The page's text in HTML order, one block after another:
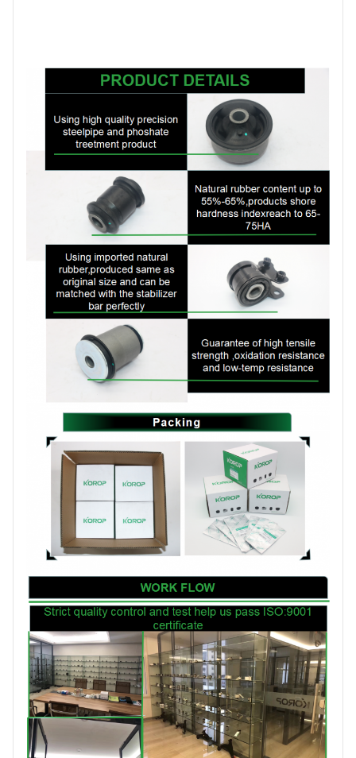
Größe 17cm*17cm*13,5cm
Zahlung T/T
Lieferdatum
1-5Tage für
Lagerbestände, 30-
Produktionsbestellungen
Marke Korop
Bescheinigung ISO:9001